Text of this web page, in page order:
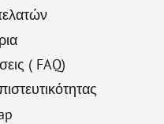
( FAQ)